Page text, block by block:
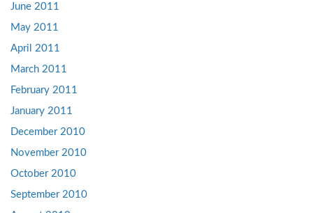
June 2011
May 2011
April 2011
March 2011
February 2011
January 2011
December 2010
November 2010
October 2010
September 2010